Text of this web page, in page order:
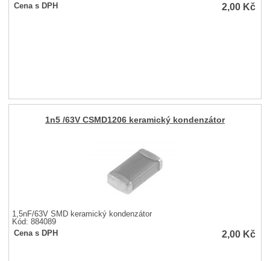
Cena s DPH
2,00 Kč
1n5 /63V CSMD1206 keramický kondenzátor
1,5nF/63V SMD keramický kondenzátor
Kód: 884089
Cena s DPH
2,00 Kč